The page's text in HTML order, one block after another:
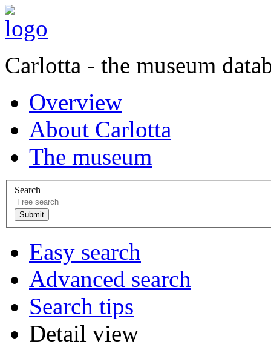
Carlotta - the museum
Overview
About Carlotta
The museum
Search
Easy search
Advanced search
Search tips
Detail view